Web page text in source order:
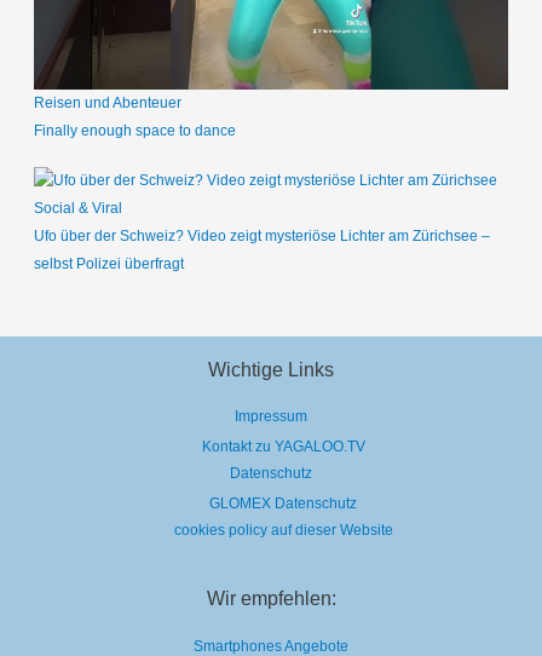
Reisen und Abenteuer
Finally enough space to dance
Social & Viral
Ufo über der Schweiz? Video zeigt mysteriöse Lichter am Zürichsee –
selbst Polizei überfragt
Wichtige Links
Impressum
Kontakt zu YAGALOO.TV
Datenschutz
GLOMEX Datenschutz
cookies policy auf dieser Website
Wir empfehlen:
Smartphones Angebote